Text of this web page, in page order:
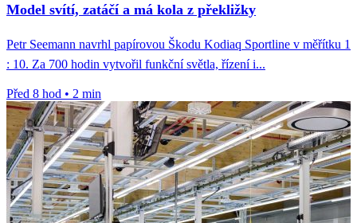
Model svítí, zatáčí a má kola z překližky
Petr Seemann navrhl papírovou Škodu Kodiaq Sportline v měřítku 1
: 10. Za 700 hodin vytvořil funkční světla, řízení i...
Před 8 hod • 2 min